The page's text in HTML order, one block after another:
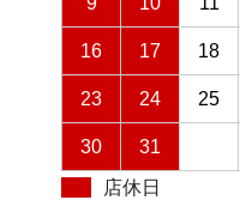
16 17 18
23 24 25
30
31
店休日